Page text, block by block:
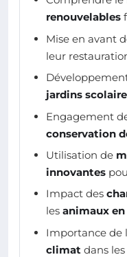
renouvelables
Mise en avant
leur
jardins
Engagement
conservation
Utilisation de
innovantes
Impact des
les animaux
Importance de
climat dans les